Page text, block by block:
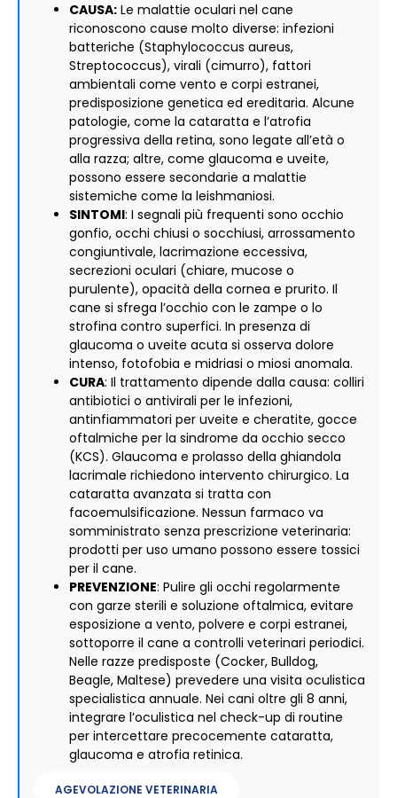
CAUSA: Le malattie oculari nel cane
riconoscono cause molto diverse: infezioni
batteriche (Staphylococcus aureus,
Streptococcus), virali (cimurro), fattori
ambientali come vento e corpi estranei,
predisposizione genetica ed ereditaria. Alcune
patologie, come la cataratta e l’atrofia
progressiva della retina, sono legate all’età o
alla razza; altre, come glaucoma e uveite,
possono essere secondarie a malattie
sistemiche come la leishmaniosi.
SINTOMI: I segnali più frequenti sono occhio
gonfio, occhi chiusi o socchiusi, arrossamento
congiuntivale, lacrimazione eccessiva,
secrezioni oculari (chiare, mucose o
purulente), opacità della cornea e prurito. Il
cane si sfrega l’occhio con le zampe o lo
strofina contro superfici. In presenza di
glaucoma o uveite acuta si osserva dolore
intenso, fotofobia e midriasi o miosi anomala.
CURA: Il trattamento dipende dalla causa: colliri
antibiotici o antivirali per le infezioni,
antinfiammatori per uveite e cheratite, gocce
oftalmiche per la sindrome da occhio secco
(KCS). Glaucoma e prolasso della ghiandola
lacrimale richiedono intervento chirurgico. La
cataratta avanzata si tratta con
facoemulsificazione. Nessun farmaco va
somministrato senza prescrizione veterinaria:
prodotti per uso umano possono essere tossici
per il cane.
PREVENZIONE: Pulire gli occhi regolarmente
con garze sterili e soluzione oftalmica, evitare
esposizione a vento, polvere e corpi estranei,
sottoporre il cane a controlli veterinari periodici.
Nelle razze predisposte (Cocker, Bulldog,
Beagle, Maltese) prevedere una visita oculistica
specialistica annuale. Nei cani oltre gli 8 anni,
integrare l’oculistica nel check-up di routine
per intercettare precocemente cataratta,
glaucoma e atrofia retinica.
AGEVOLAZIONE VETERINARIA